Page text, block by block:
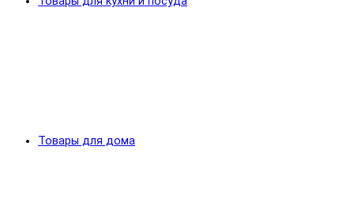
Товары для дома